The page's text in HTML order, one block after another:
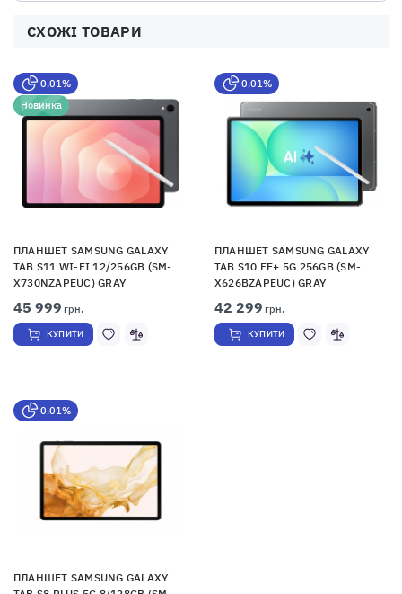
СХОЖІ ТОВАРИ
0,01%
Новинка
ПЛАНШЕТ SAMSUNG GALAXY
TAB S11 WI-FI 12/256GB (SM-
X730NZAPEUC) GRAY
45 999 грн.
КУПИТИ
0,01%
ПЛАНШЕТ SAMSUNG GALAXY
TAB S10 FE+ 5G 256GB (SM-
X626BZAPEUC) GRAY
42 299 грн.
КУПИТИ
0,01%
ПЛАНШЕТ SAMSUNG GALAXY